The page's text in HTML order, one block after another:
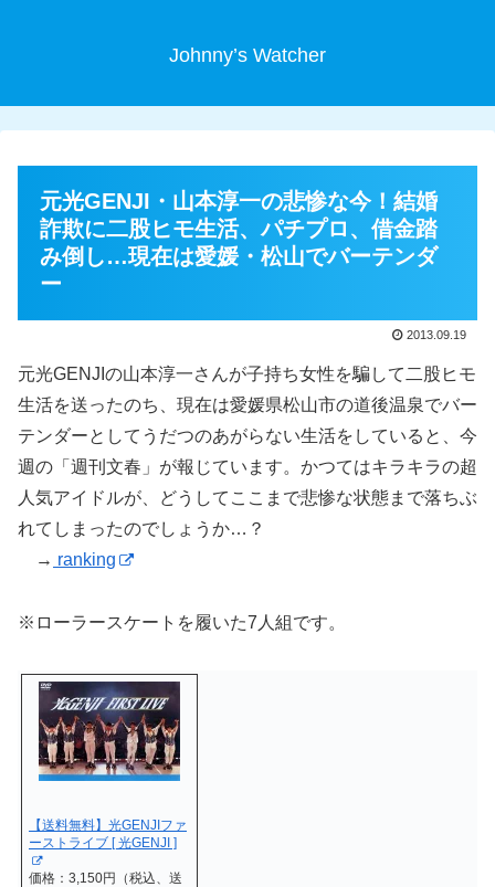
Johnny’s Watcher
元光GENJI・山本淳一の悲惨な今！結婚
詐欺に二股ヒモ生活、パチプロ、借金踏
み倒し…現在は愛媛・松山でバーテンダ
ー
2013.09.19
元光GENJIの山本淳一さんが子持ち女性を騙して二股ヒモ
生活を送ったのち、現在は愛媛県松山市の道後温泉でバー
テンダーとしてうだつのあがらない生活をしていると、今
週の「週刊文春」が報じています。かつてはキラキラの超
人気アイドルが、どうしてここまで悲惨な状態まで落ちぶ
れてしまったのでしょうか…？
→ ranking
※ローラースケートを履いた7人組です。
【送料無料】光GENJIファ
ーストライブ [ 光GENJI ]
価格：3,150円（税込、送